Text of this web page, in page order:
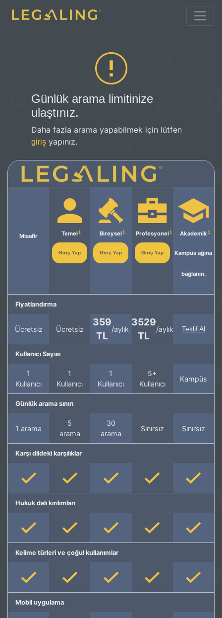
Günlük arama limitinize
ulaştınız.
Daha fazla arama yapabilmek için lütfen
giriş yapınız.
Misafir Temel
Giriş Yap
Bireysel
Giriş Yap
Profesyonel
Giriş Yap
Akademik
Kampüs ağına
bağlanın.
Fiyatlandırma
Ücretsiz Ücretsiz
359
TL
/aylık
3529
TL
/aylık Teklif Al
Kullanıcı Sayısı
1
Kullanıcı
1
Kullanıcı
1
Kullanıcı
5+
Kullanıcı
Kampüs
Günlük arama sınırı
1 arama
5
arama
30
arama
Sınırsız Sınırsız
Karşı dildeki karşılıklar
Hukuk dalı kırılımları
Kelime türleri ve çoğul kullanımlar
Mobil uygulama